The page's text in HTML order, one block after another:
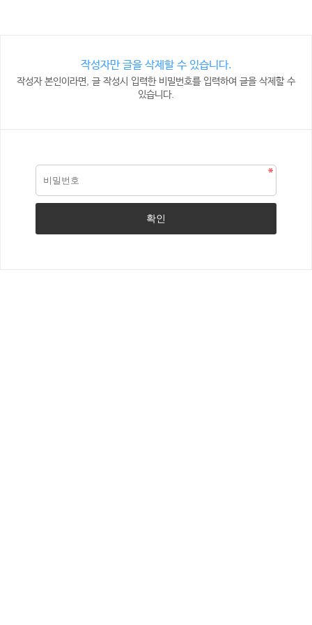
작성자만 글을 삭제할 수 있습니다.
작성자 본인이라면, 글 작성시 입력한 비밀번호를 입력하여 글을 삭제할 수
있습니다.